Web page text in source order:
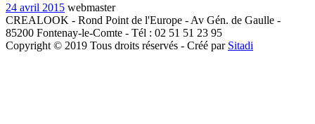
24 avril 2015 webmaster
CREALOOK - Rond Point de l'Europe - Av Gén. de Gaulle -
85200 Fontenay-le-Comte - Tél : 02 51 51 23 95
Copyright © 2019 Tous droits réservés - Créé par Sitadi